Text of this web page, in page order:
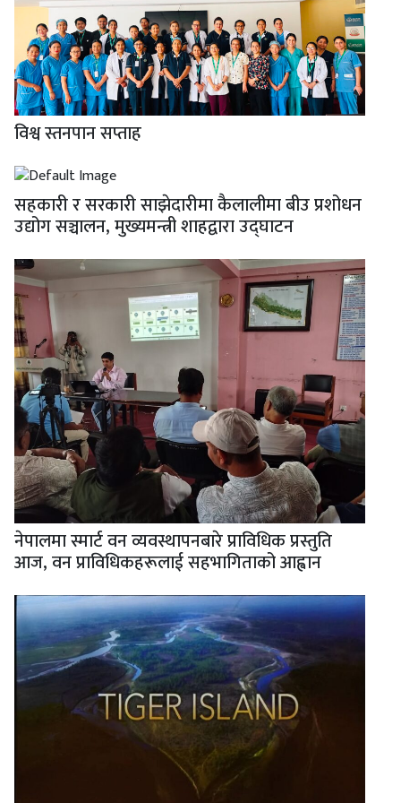
विश्व स्तनपान सप्ताह
सहकारी र सरकारी साझेदारीमा कैलालीमा बीउ प्रशोधन
उद्योग सञ्चालन, मुख्यमन्त्री शाहद्वारा उद्घाटन
नेपालमा स्मार्ट वन व्यवस्थापनबारे प्राविधिक प्रस्तुति
आज, वन प्राविधिकहरूलाई सहभागिताको आह्वान